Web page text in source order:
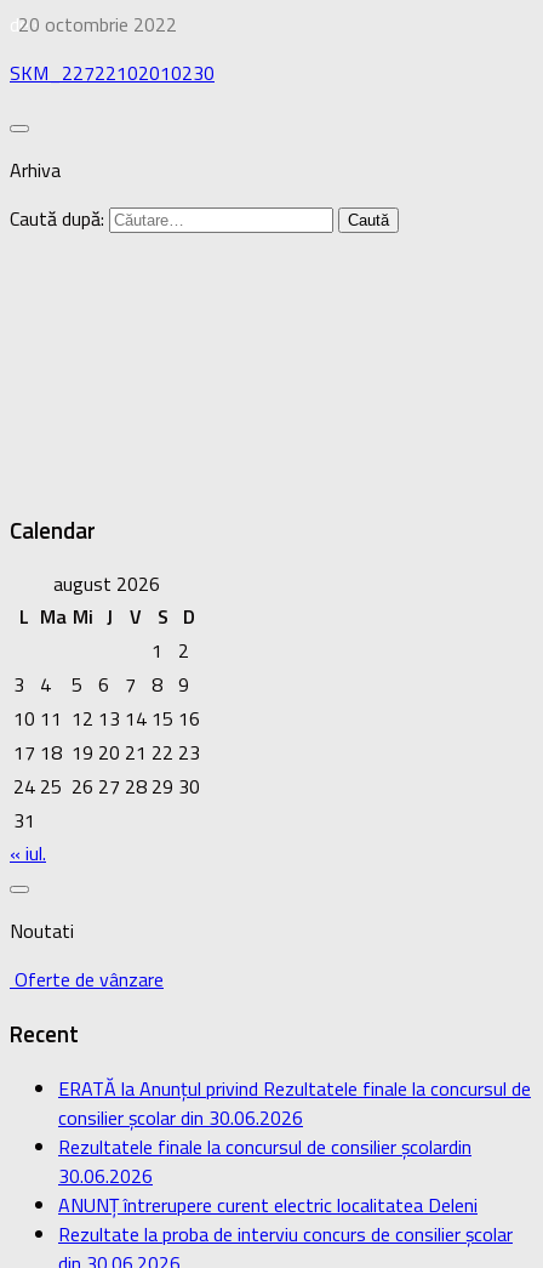
de·
20 octombrie 2022
SKM_22722102010230
Arhiva
Caută după:
Calendar
august 2026
L Ma Mi J V S D
1
2
3
4 5 6 7 8 9
10 11 12 13 14 15 16
17 18 19 20 21 22 23
24 25 26 27 28 29 30
31
« iul.
Noutati
Oferte de vânzare
Recent
ERATĂ la Anunțul privind Rezultatele finale la concursul de
consilier școlar din 30.06.2026
Rezultatele finale la concursul de consilier școlardin
30.06.2026
ANUNȚ întrerupere curent electric localitatea Deleni
Rezultate la proba de interviu concurs de consilier școlar